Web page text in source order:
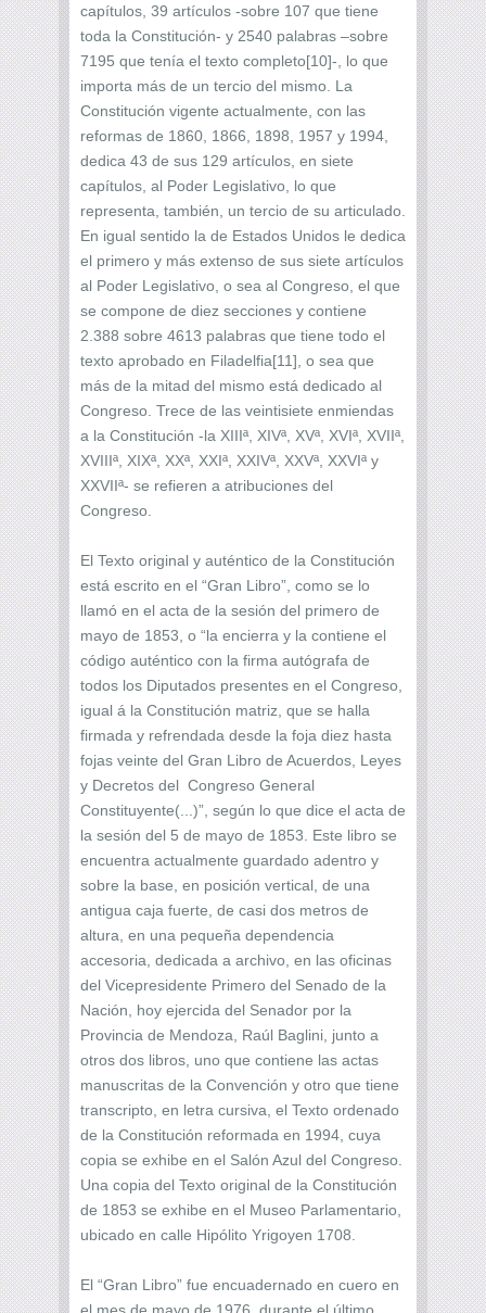
capítulos, 39 artículos -sobre 107 que tiene
toda la Constitución- y 2540 palabras –sobre
7195 que tenía el texto completo[10]-, lo que
importa más de un tercio del mismo. La
Constitución vigente actualmente, con las
reformas de 1860, 1866, 1898, 1957 y 1994,
dedica 43 de sus 129 artículos, en siete
capítulos, al Poder Legislativo, lo que
representa, también, un tercio de su articulado.
En igual sentido la de Estados Unidos le dedica
el primero y más extenso de sus siete artículos
al Poder Legislativo, o sea al Congreso, el que
se compone de diez secciones y contiene
2.388 sobre 4613 palabras que tiene todo el
texto aprobado en Filadelfia[11], o sea que
más de la mitad del mismo está dedicado al
Congreso. Trece de las veintisiete enmiendas
a la Constitución -la XIIIª, XIVª, XVª, XVIª, XVIIª,
XVIIIª, XIXª, XXª, XXIª, XXIVª, XXVª, XXVIª y
XXVIIª- se refieren a atribuciones del
Congreso.
El Texto original y auténtico de la Constitución
está escrito en el “Gran Libro”, como se lo
llamó en el acta de la sesión del primero de
mayo de 1853, o “la encierra y la contiene el
código auténtico con la firma autógrafa de
todos los Diputados presentes en el Congreso,
igual á la Constitución matriz, que se halla
firmada y refrendada desde la foja diez hasta
fojas veinte del Gran Libro de Acuerdos, Leyes
y Decretos del Congreso General
Constituyente(...)”, según lo que dice el acta de
la sesión del 5 de mayo de 1853. Este libro se
encuentra actualmente guardado adentro y
sobre la base, en posición vertical, de una
antigua caja fuerte, de casi dos metros de
altura, en una pequeña dependencia
accesoria, dedicada a archivo, en las oficinas
del Vicepresidente Primero del Senado de la
Nación, hoy ejercida del Senador por la
Provincia de Mendoza, Raúl Baglini, junto a
otros dos libros, uno que contiene las actas
manuscritas de la Convención y otro que tiene
transcripto, en letra cursiva, el Texto ordenado
de la Constitución reformada en 1994, cuya
copia se exhibe en el Salón Azul del Congreso.
Una copia del Texto original de la Constitución
de 1853 se exhibe en el Museo Parlamentario,
ubicado en calle Hipólito Yrigoyen 1708.
El “Gran Libro” fue encuadernado en cuero en
el mes de mayo de 1976, durante el último